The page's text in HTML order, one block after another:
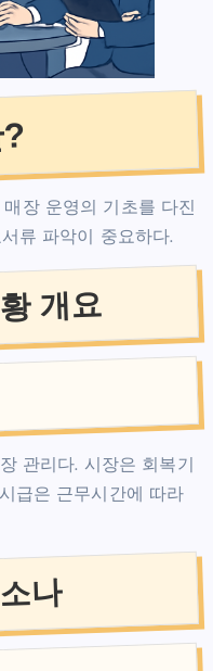
장 운영의 기초를 다진
류 파악이 중요하다.
개요
관리다. 시장은 회복기
급은 근무시간에 따라
나